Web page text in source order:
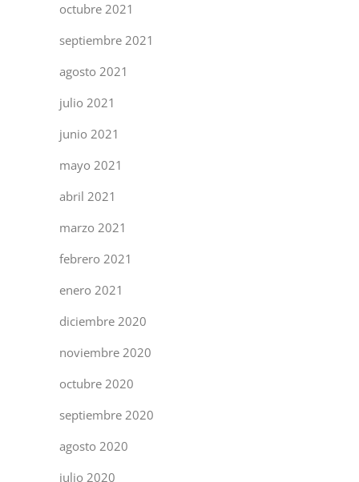
octubre 2021
septiembre 2021
agosto 2021
julio 2021
junio 2021
mayo 2021
abril 2021
marzo 2021
febrero 2021
enero 2021
diciembre 2020
noviembre 2020
octubre 2020
septiembre 2020
agosto 2020
julio 2020